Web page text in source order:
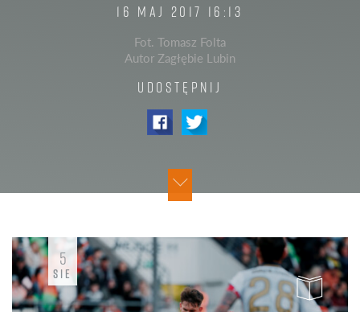
16 MAJ 2017 16:13
Fot. Tomasz Folta
Autor Zagłębie Lubin
UDOSTĘPNIJ
5
SIE